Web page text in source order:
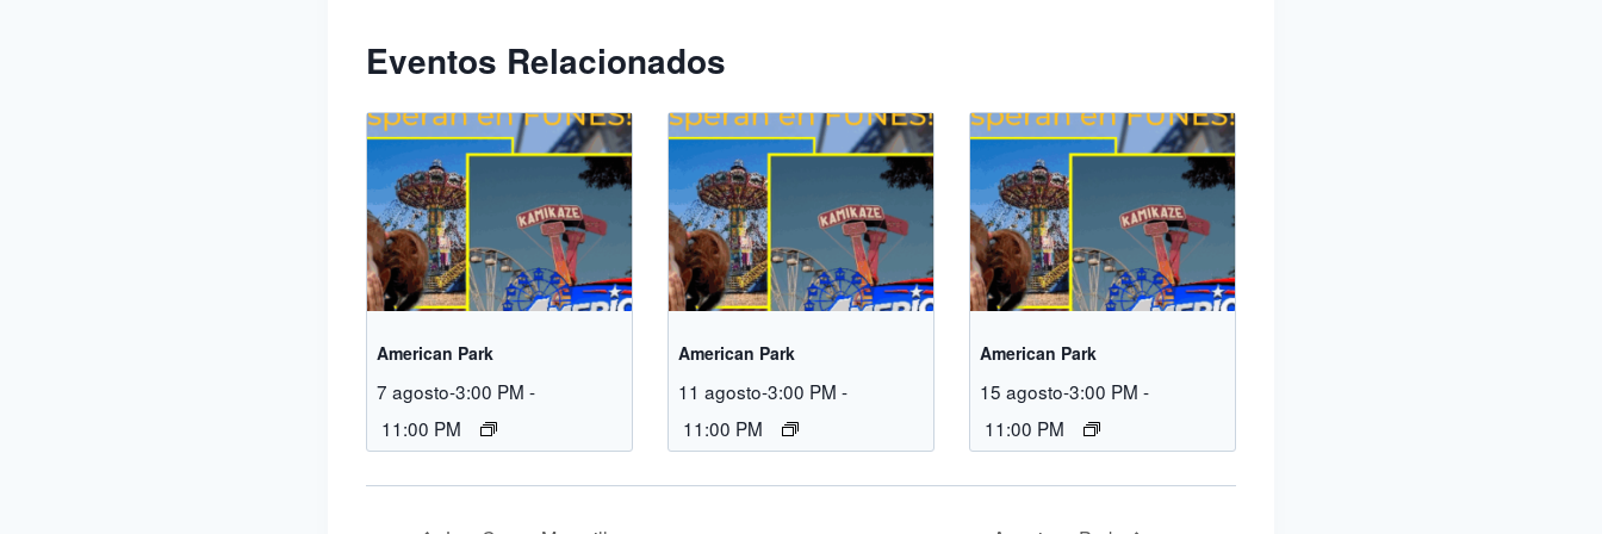
Eventos Relacionados
American Park
7 agosto-3:00 PM -
11:00 PM
American Park
11 agosto-3:00 PM -
11:00 PM
American Park
15 agosto-3:00 PM -
11:00 PM